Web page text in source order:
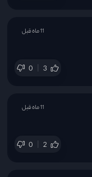
0 3
11 ماه قبل
0 2
11 ماه قبل